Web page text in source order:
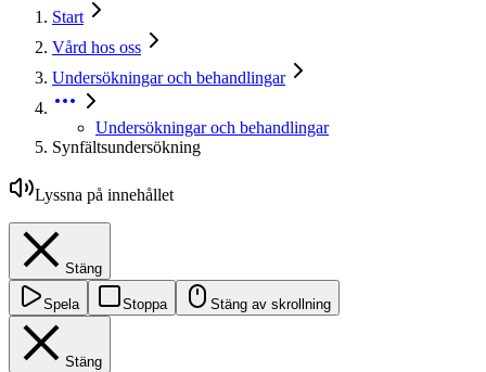
Start
Vård hos oss
Undersökningar och behandlingar
Undersökningar och behandlingar
Synfältsundersökning
Lyssna på innehållet
Stäng
Spela Stoppa Stäng av skrollning
Stäng